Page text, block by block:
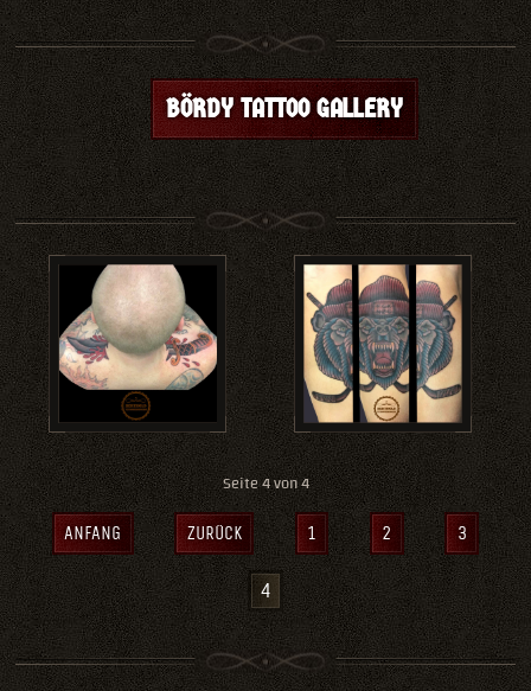
BÖRDY TATTOO GALLERY
Seite 4 von 4
ANFANG ZURÜCK 1 2 3
4